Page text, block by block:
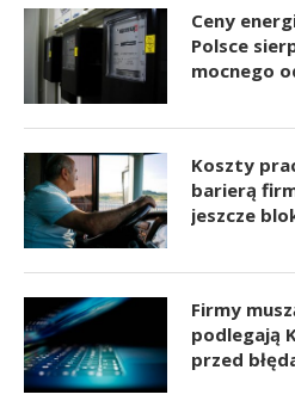
Ceny
Polsce
mocnego
Koszty
barierą
jeszcze
Firmy
podlegają
przed